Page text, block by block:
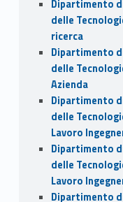
Dipartimento
delle
ricerca
Dipartimento
delle
Azienda
Dipartimento
delle
Lavoro
Dipartimento
delle
Lavoro
Dipartimento